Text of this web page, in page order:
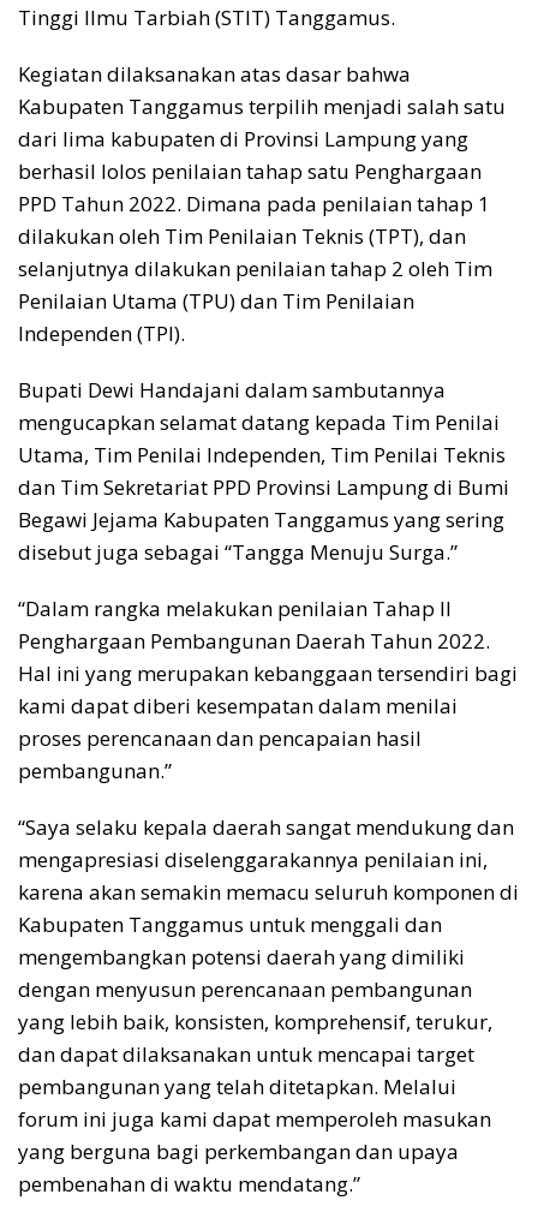
Tinggi Ilmu Tarbiah (STIT) Tanggamus.
Kegiatan dilaksanakan atas dasar bahwa
Kabupaten Tanggamus terpilih menjadi salah satu
dari lima kabupaten di Provinsi Lampung yang
berhasil lolos penilaian tahap satu Penghargaan
PPD Tahun 2022. Dimana pada penilaian tahap 1
dilakukan oleh Tim Penilaian Teknis (TPT), dan
selanjutnya dilakukan penilaian tahap 2 oleh Tim
Penilaian Utama (TPU) dan Tim Penilaian
Independen (TPI).
Bupati Dewi Handajani dalam sambutannya
mengucapkan selamat datang kepada Tim Penilai
Utama, Tim Penilai Independen, Tim Penilai Teknis
dan Tim Sekretariat PPD Provinsi Lampung di Bumi
Begawi Jejama Kabupaten Tanggamus yang sering
disebut juga sebagai “Tangga Menuju Surga.”
“Dalam rangka melakukan penilaian Tahap II
Penghargaan Pembangunan Daerah Tahun 2022.
Hal ini yang merupakan kebanggaan tersendiri bagi
kami dapat diberi kesempatan dalam menilai
proses perencanaan dan pencapaian hasil
pembangunan.”
“Saya selaku kepala daerah sangat mendukung dan
mengapresiasi diselenggarakannya penilaian ini,
karena akan semakin memacu seluruh komponen di
Kabupaten Tanggamus untuk menggali dan
mengembangkan potensi daerah yang dimiliki
dengan menyusun perencanaan pembangunan
yang lebih baik, konsisten, komprehensif, terukur,
dan dapat dilaksanakan untuk mencapai target
pembangunan yang telah ditetapkan. Melalui
forum ini juga kami dapat memperoleh masukan
yang berguna bagi perkembangan dan upaya
pembenahan di waktu mendatang.”